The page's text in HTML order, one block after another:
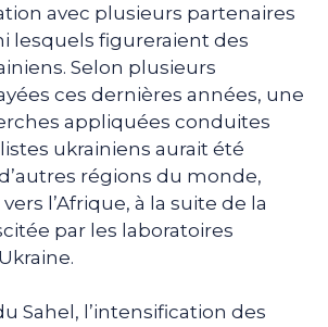
avec plusieurs partenaires
lesquels figureraient des
Selon plusieurs
ces dernières années, une
appliquées conduites
ukrainiens aurait été
régions du monde,
l’Afrique, à la suite de la
par les laboratoires
Sahel, l’intensification des